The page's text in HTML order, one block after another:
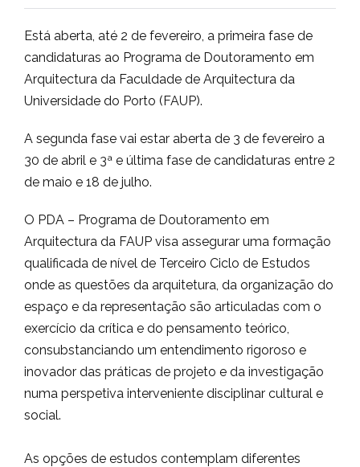
Está aberta, até 2 de fevereiro, a primeira fase de
candidaturas ao Programa de Doutoramento em
Arquitectura da Faculdade de Arquitectura da
Universidade do Porto (FAUP).
A segunda fase vai estar aberta de 3 de fevereiro a
30 de abril e 3ª e última fase de candidaturas entre 2
de maio e 18 de julho.
O PDA – Programa de Doutoramento em
Arquitectura da FAUP visa assegurar uma formação
qualificada de nível de Terceiro Ciclo de Estudos
onde as questões da arquitetura, da organização do
espaço e da representação são articuladas com o
exercício da crítica e do pensamento teórico,
consubstanciando um entendimento rigoroso e
inovador das práticas de projeto e da investigação
numa perspetiva interveniente disciplinar cultural e
social.
As opções de estudos contemplam diferentes